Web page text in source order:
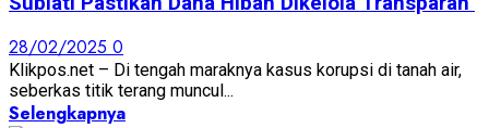
28/02/2025 0
Klikpos.net – Di tengah maraknya kasus korupsi di tanah air,
seberkas titik terang muncul...
Selengkapnya